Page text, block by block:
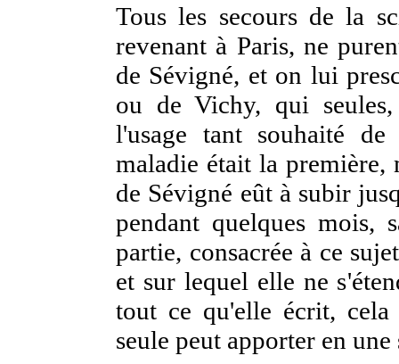
Tous les secours de la
revenant à Paris, ne
de Sévigné, et on lui
ou de Vichy, qui
l'usage tant souhaité de
maladie était la première,
de Sévigné eût à subir
pendant quelques mois,
partie, consacrée à ce
et sur lequel elle ne
tout ce qu'elle écrit,
seule peut apporter en